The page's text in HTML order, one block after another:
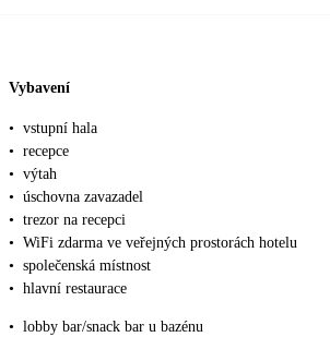
Vybavení
• vstupní hala
• recepce
• výtah
• úschovna zavazadel
• trezor na recepci
• WiFi zdarma ve veřejných prostorách hotelu
• společenská místnost
• hlavní restaurace
• lobby bar/snack bar u bazénu